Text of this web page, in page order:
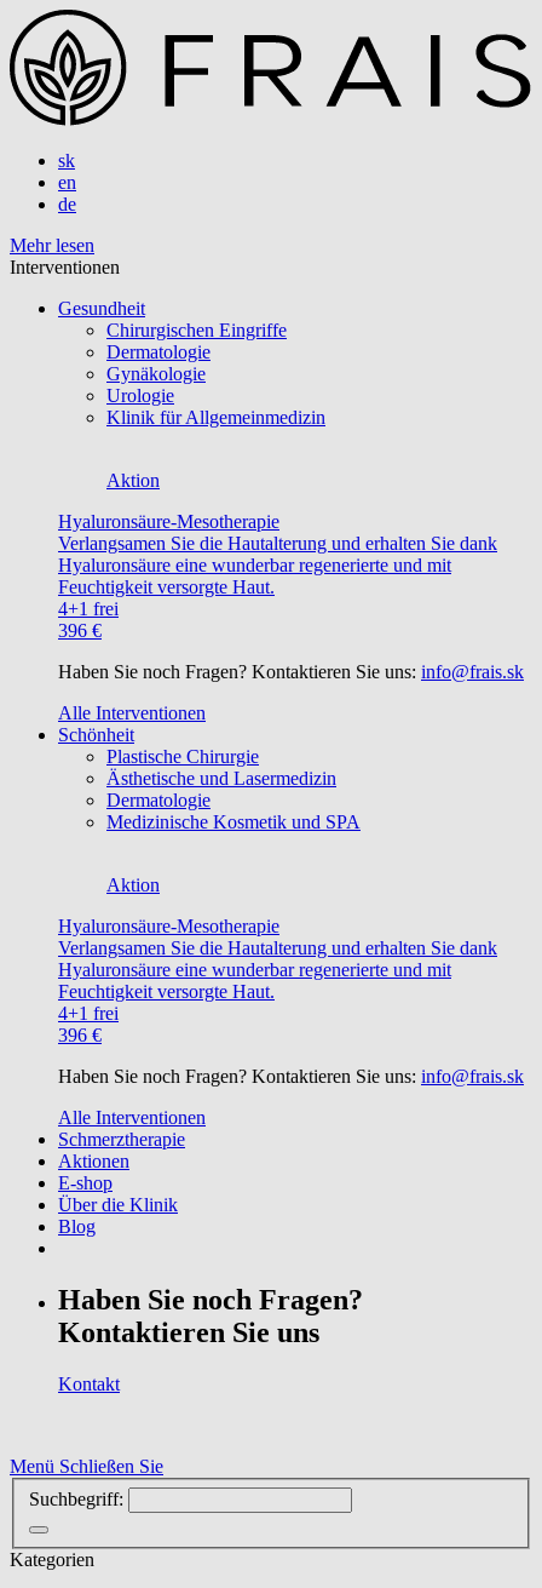
sk
en
de
Mehr lesen
Interventionen
Gesundheit
Chirurgischen Eingriffe
Dermatologie
Gynäkologie
Urologie
Klinik für Allgemeinmedizin
Aktion
Hyaluronsäure-Mesotherapie
Verlangsamen Sie die Hautalterung und erhalten Sie dank
Hyaluronsäure eine wunderbar regenerierte und mit
Feuchtigkeit versorgte Haut.
4+1 frei
396 €
Haben Sie noch Fragen? Kontaktieren Sie uns: info@frais.sk
Alle Interventionen
Schönheit
Plastische Chirurgie
Ästhetische und Lasermedizin
Dermatologie
Medizinische Kosmetik und SPA
Aktion
Hyaluronsäure-Mesotherapie
Verlangsamen Sie die Hautalterung und erhalten Sie dank
Hyaluronsäure eine wunderbar regenerierte und mit
Feuchtigkeit versorgte Haut.
4+1 frei
396 €
Haben Sie noch Fragen? Kontaktieren Sie uns: info@frais.sk
Alle Interventionen
Schmerztherapie
Aktionen
E-shop
Über die Klinik
Blog
Haben Sie noch Fragen?
Kontaktieren Sie uns
Kontakt
Menü Schließen Sie
Suchbegriff:
Kategorien